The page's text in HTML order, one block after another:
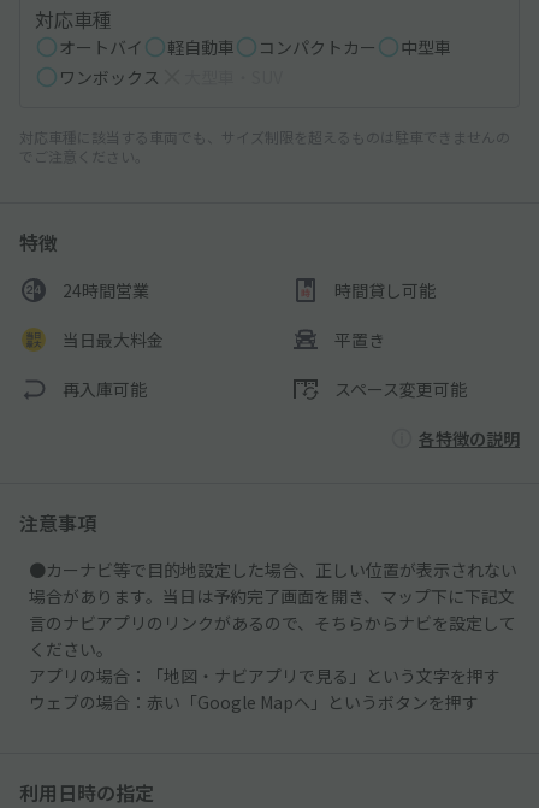
対応車種
オートバイ 軽自動車 コンパクトカー
中型車
ワンボックス
対応車種に該当する車両でも、サイズ制限を超えるものは駐車できませんの
でご注意ください。
特徴
24時間営業 時間貸し可能
当日最大料金 平置き
再入庫可能 スペース変更可能
各特徴の説明
注意事項
●カーナビ等で目的地設定した場合、正しい位置が表示されない
場合があります。当日は予約完了画面を開き、マップ下に下記文
言のナビアプリのリンクがあるので、そちらからナビを設定して
ください。
アプリの場合：「地図・ナビアプリで見る」という文字を押す
ウェブの場合：赤い「Google Mapへ」というボタンを押す
利用日時の指定